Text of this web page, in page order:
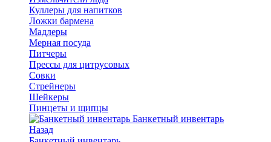
Куллеры для напитков
Ложки бармена
Мадлеры
Мерная посуда
Питчеры
Прессы для цитрусовых
Совки
Стрейнеры
Шейкеры
Пинцеты и щипцы
Банкетный инвентарь
Назад